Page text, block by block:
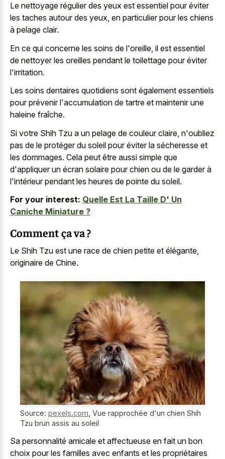
Le nettoyage régulier des yeux est essentiel pour éviter
les taches autour des yeux, en particulier pour les chiens
à pelage clair.
En ce qui concerne les soins de l'oreille, il est essentiel
de nettoyer les oreilles pendant le toilettage pour éviter
l'irritation.
Les soins dentaires quotidiens sont également essentiels
pour prévenir l'accumulation de tartre et maintenir une
haleine fraîche.
Si votre Shih Tzu a un pelage de couleur claire, n'oubliez
pas de le protéger du soleil pour éviter la sécheresse et
les dommages. Cela peut être aussi simple que
d'appliquer un écran solaire pour chien ou de le garder à
l'intérieur pendant les heures de pointe du soleil.
For your interest: Quelle Est La Taille D' Un
Caniche Miniature ?
Comment ça va ?
Le Shih Tzu est une race de chien petite et élégante,
originaire de Chine.
Source: pexels.com, Vue rapprochée d'un chien Shih
Tzu brun assis au soleil
Sa personnalité amicale et affectueuse en fait un bon
choix pour les familles avec enfants et les propriétaires